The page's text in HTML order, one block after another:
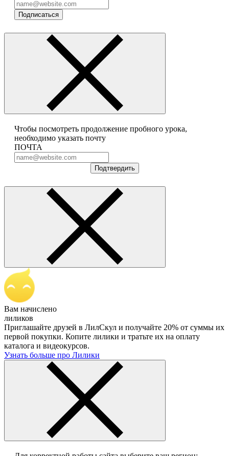
Подписаться
Чтобы посмотреть продолжение пробного урока,
необходимо указать почту
ПОЧТА
Подтвердить
Вам начислено
лиликов
Приглашайте друзей в ЛилСкул и получайте 20% от суммы их
первой покупки. Копите лилики и тратьте их на оплату
каталога и видеокурсов.
Узнать больше про Лилики